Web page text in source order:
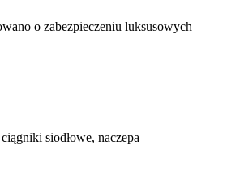
o zabezpieczeniu luksusowych
siodłowe, naczepa